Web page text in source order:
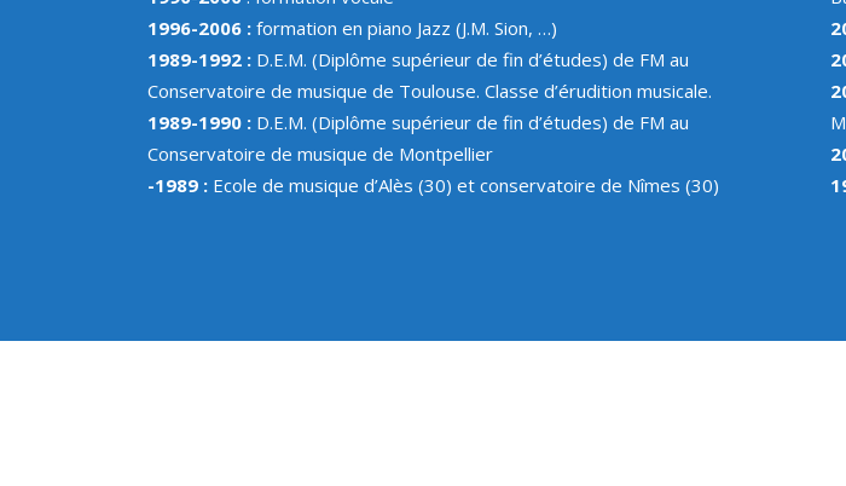
1996-2006 : formation en piano Jazz (J.M. Sion, …)
1989-1992 : D.E.M. (Diplôme supérieur de fin d’études) de FM au
Conservatoire de musique de Toulouse. Classe d’érudition musicale.
1989-1990 : D.E.M. (Diplôme supérieur de fin d’études) de FM au
Conservatoire de musique de Montpellier
-1989 : Ecole de musique d’Alès (30) et conservatoire de Nîmes (30)